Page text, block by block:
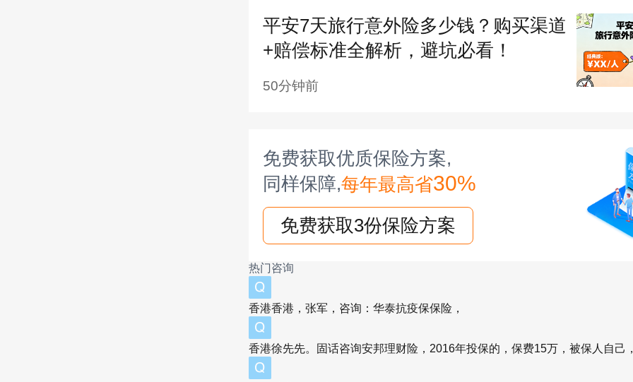
元免赔后 100% 报），基础版保额稍低；​
意外 / 疾病共享保额（优选版 8
特色责任：
意外骨折赔 1000-5000 元，救护
1000-3000 元，未成年人责任险赔 1-3 万（
他人损失可报）。
特色责任实用，贴合校园高频风险（如骨折
平安7天旅行意外险多少钱？购买渠道
+赔偿标准全解析，避坑必看！
50分钟前
免费获取优质保险方案,
同样保障,每年最高省30%
免费获取3份保险方案
热门咨询
香港香港，张军，咨询：华泰抗疫保保险，
香港徐先先。固话咨询安邦理财险，2016年投保的，保费15万，被保人自己